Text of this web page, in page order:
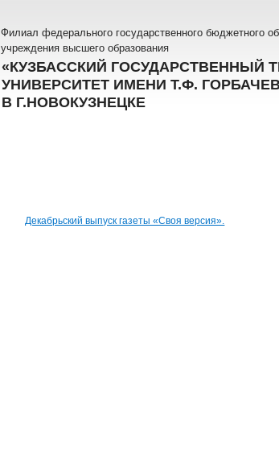
Филиал федерального государственного бюджетного
учреждения высшего образования
«КУЗБАССКИЙ ГОСУДАРСТВЕННЫЙ
УНИВЕРСИТЕТ ИМЕНИ Т.Ф.
В Г.НОВОКУЗНЕЦКЕ
Декабрьский выпуск газеты «Своя версия».